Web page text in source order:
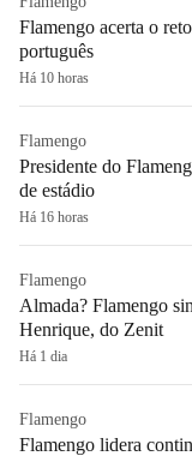
Flamengo acerta o
português
Há 10 horas
Flamengo
Presidente do
de estádio
Há 16 horas
Flamengo
Almada? Flamengo
Henrique, do Zenit
Há 1 dia
Flamengo
Flamengo lidera